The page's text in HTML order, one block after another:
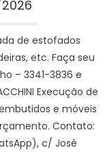
2026
de estofados
etc. Faça seu
– 3341-3836 e
Execução de
e móveis
Contato:
c/ José